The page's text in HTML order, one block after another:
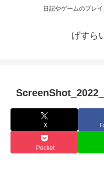
日記やゲームのプレ
げすら
X
Pocket